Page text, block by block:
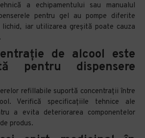
a echipamentului sau manualul
pentru gel au pompe diferite
iar utilizarea greșită poate cauza
de alcool este
pentru dispensere
refillabile suportă concentrații între
Verifică specificațiile tehnice ale
a evita deteriorarea componentelor
produs.